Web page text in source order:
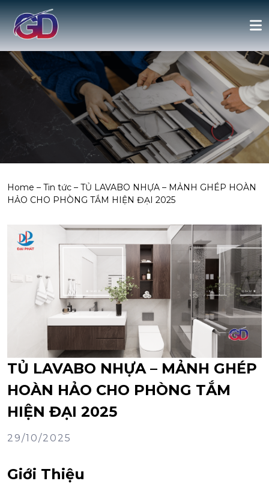
Home – Tin tức – TỦ LAVABO NHỰA – MẢNH GHÉP HOÀN
HẢO CHO PHÒNG TẮM HIỆN ĐẠI 2025
TỦ LAVABO NHỰA – MẢNH GHÉP
HOÀN HẢO CHO PHÒNG TẮM
HIỆN ĐẠI 2025
29/10/2025
Giới Thiệu